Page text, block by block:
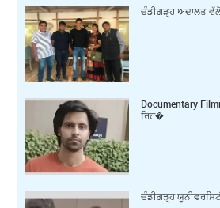
ਚੰਡੀਗੜ੍ਹ ਅਦਾਲਤ ਵੱਲੋਂ
Documentary
ਰਿਹ� ...
ਚੰਡੀਗੜ੍ਹ